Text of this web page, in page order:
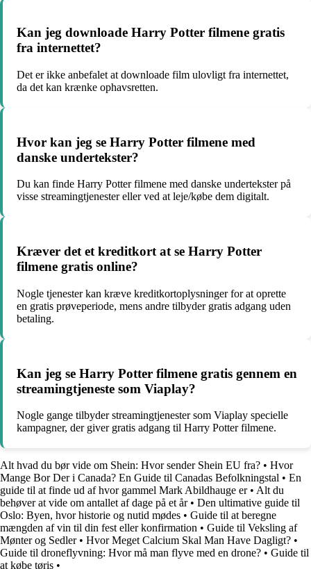
Kan jeg downloade Harry Potter filmene gratis
fra internettet?
Det er ikke anbefalet at downloade film ulovligt fra internettet,
da det kan krænke ophavsretten.
Hvor kan jeg se Harry Potter filmene med
danske undertekster?
Du kan finde Harry Potter filmene med danske undertekster på
visse streamingtjenester eller ved at leje/købe dem digitalt.
Kræver det et kreditkort at se Harry Potter
filmene gratis online?
Nogle tjenester kan kræve kreditkortoplysninger for at oprette
en gratis prøveperiode, mens andre tilbyder gratis adgang uden
betaling.
Kan jeg se Harry Potter filmene gratis gennem en
streamingtjeneste som Viaplay?
Nogle gange tilbyder streamingtjenester som Viaplay specielle
kampagner, der giver gratis adgang til Harry Potter filmene.
Alt hvad du bør vide om Shein: Hvor sender Shein EU fra? • Hvor
Mange Bor Der i Canada? En Guide til Canadas Befolkningstal • En
guide til at finde ud af hvor gammel Mark Abildhauge er• Alt du
behøver at vide om antallet af dage på et år• Den ultimative guide til
Oslo: Byen, hvor historie og nutid mødes • Guide til at beregne
mængden af vin til din fest eller konfirmation • Guide til Veksling af
Mønter og Sedler• Hvor Meget Calcium Skal Man Have Dagligt? •
Guide til droneflyvning: Hvor må man flyve med en drone? • Guide til
at købe tøris •